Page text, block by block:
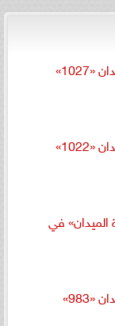
الميدان» في